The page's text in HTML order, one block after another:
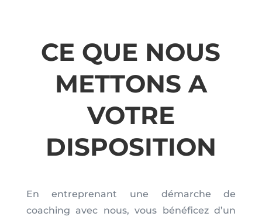
CE QUE NOUS
METTONS A
VOTRE
DISPOSITION
En entreprenant une démarche de
coaching avec nous, vous bénéficez d’un